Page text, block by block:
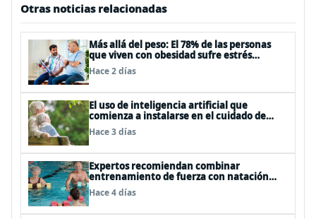
Otras noticias relacionadas
Más allá del peso: El 78% de las personas
que viven con obesidad sufre estrés
postraumático debido al estigma
Hace 2 días
El uso de inteligencia artificial que
comienza a instalarse en el cuidado de
personas mayores
Hace 3 días
Expertos recomiendan combinar
entrenamiento de fuerza con natación
para fortalecer la salud
Hace 4 días